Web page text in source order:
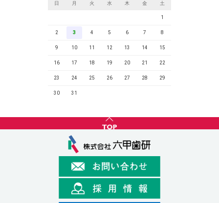
日 月 火 水 木 金 土
1
2 3 4 5 6 7 8
9 10 11 12 13 14 15
16 17 18 19 20 21 22
23 24 25 26 27 28 29
30 31